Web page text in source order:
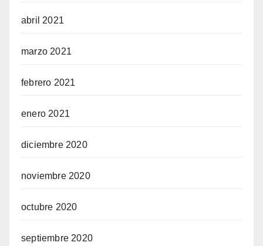
abril 2021
marzo 2021
febrero 2021
enero 2021
diciembre 2020
noviembre 2020
octubre 2020
septiembre 2020